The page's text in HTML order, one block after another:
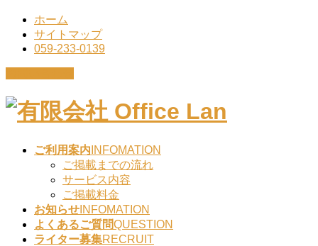
ホーム
サイトマップ
059-233-0139
ご利用案内 INFOMATION
ご掲載までの流れ
サービス内容
ご掲載料金
お知らせ INFOMATION
よくあるご質問QUESTION
ライター募集RECRUIT